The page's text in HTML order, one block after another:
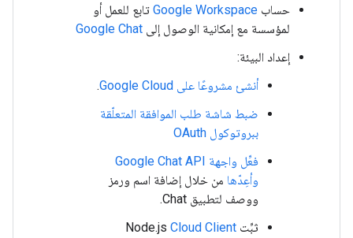
حساب Google Workspace تابع للعمل أو
لمؤسسة مع إمكانية الوصول إلى Google Chat
إعداد البيئة:
أنشئ مشروعًا على Google Cloud
.
ضبط شاشة طلب الموافقة المتعلّقة
ببروتوكول OAuth
فعِّل واجهة Google Chat API
وأعِدّها من خلال إضافة اسم ورمز
ووصف لتطبيق Chat.
ثبِّت Node.js Cloud Client